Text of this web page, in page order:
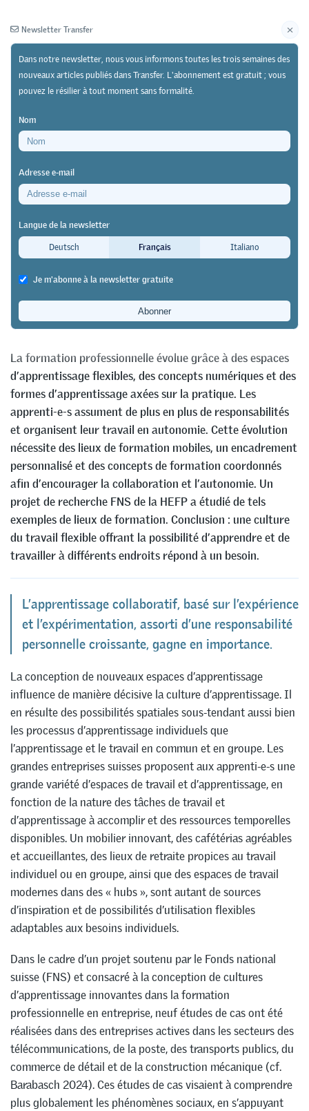
Newsletter Archives
13/03/26
Neuf études de cas de la HEFP dans le cadre d’un
Les espaces d’apprentissage comme
outils de conception de nouvelles
cultures d’apprentissage
Anna Keller&Antje Barabasch
La formation professionnelle évolue grâce à des espaces
d’apprentissage flexibles, des concepts numériques et des
formes d’apprentissage axées sur la pratique. Les
apprenti-e-s assument de plus en plus de responsabilités
et organisent leur travail en autonomie. Cette évolution
nécessite des lieux de formation mobiles, un encadrement
personnalisé et des concepts de formation coordonnés
afin d’encourager la collaboration et l’autonomie. Un
projet de recherche FNS de la HEFP a étudié de tels
exemples de lieux de formation. Conclusion : une culture
du travail flexible offrant la possibilité d’apprendre et de
travailler à différents endroits répond à un besoin.
L’apprentissage collaboratif, basé sur l’expérience
et l’expérimentation, assorti d’une responsabilité
personnelle croissante, gagne en importance.
La conception de nouveaux espaces d’apprentissage
influence de manière décisive la culture d’apprentissage. Il
en résulte des possibilités spatiales sous-tendant aussi bien
les processus d’apprentissage individuels que
l’apprentissage et le travail en commun et en groupe. Les
grandes entreprises suisses proposent aux apprenti-e-s une
grande variété d’espaces de travail et d’apprentissage, en
fonction de la nature des tâches de travail et
d’apprentissage à accomplir et des ressources temporelles
disponibles. Un mobilier innovant, des cafétérias agréables
et accueillantes, des lieux de retraite propices au travail
individuel ou en groupe, ainsi que des espaces de travail
modernes dans des « hubs », sont autant de sources
d’inspiration et de possibilités d’utilisation flexibles
adaptables aux besoins individuels.
Dans le cadre d’un projet soutenu par le Fonds national
suisse (FNS) et consacré à la conception de cultures
d’apprentissage innovantes dans la formation
professionnelle en entreprise, neuf études de cas ont été
réalisées dans des entreprises actives dans les secteurs des
télécommunications, de la poste, des transports publics, du
commerce de détail et de la construction mécanique (cf.
Barabasch 2024). Ces études de cas visaient à comprendre
plus globalement les phénomènes sociaux, en s’appuyant
Newsletter Transfer
Dans notre newsletter, nous vous informons toutes les trois semaines des
nouveaux articles publiés dans Transfer. L'abonnement est gratuit ; vous
pouvez le résilier à tout moment sans formalité.
Nom
Adresse e-mail
Langue de la newsletter
Deutsch
Français Italiano
Je m'abonne à la newsletter gratuite